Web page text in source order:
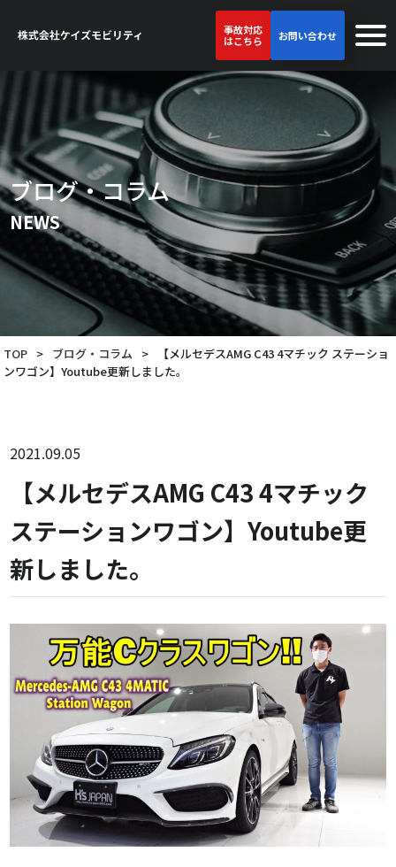
事故対応
はこちら
お問い合わせ
ブログ・コラム
NEWS
TOP > ブログ・コラム >
【メルセデスAMG C43 4マチック ステーショ
ンワゴン】Youtube更新しました。
2021.09.05
【メルセデスAMG C43 4マチック
ステーションワゴン】Youtube更
新しました。